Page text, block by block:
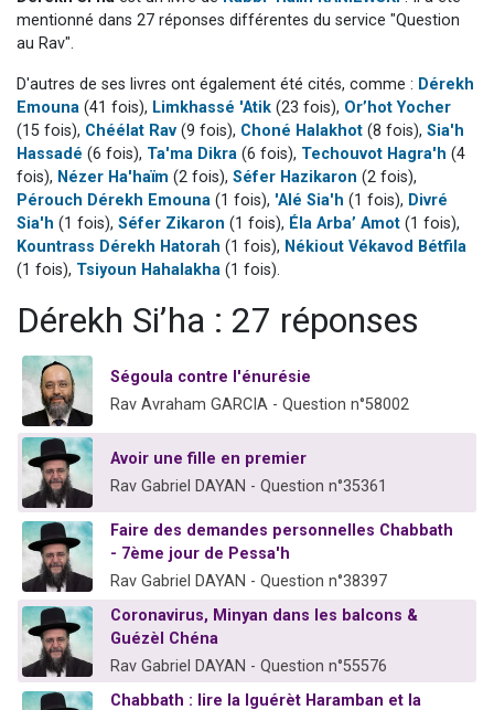
Ariel vient de donner son Maasser
Nathaniel vient de donner son Maasser
6 personnes viennent de faire un don pour 5 enfants déjà orphelins risquent de perdre leur maman
3 personnes viennent de nous rejoindre sur WhatsApp
mentionné dans 27 réponses différentes du service "Question
au Rav".
D'autres de ses livres ont également été cités, comme : Dérekh
Emouna (41 fois), Limkhassé 'Atik (23 fois), Or’hot Yocher
(15 fois), Chéélat Rav (9 fois), Choné Halakhot (8 fois), Sia'h
Hassadé (6 fois), Ta'ma Dikra (6 fois), Techouvot Hagra'h (4
fois), Nézer Ha'haïm (2 fois), Séfer Hazikaron (2 fois),
Pérouch Dérekh Emouna (1 fois), 'Alé Sia'h (1 fois), Divré
Sia'h (1 fois), Séfer Zikaron (1 fois), Éla Arba’ Amot (1 fois),
Kountrass Dérekh Hatorah (1 fois), Nékiout Vékavod Bétfila
(1 fois), Tsiyoun Hahalakha (1 fois).
Dérekh Si’ha : 27 réponses
Ségoula contre l'énurésie
Rav Avraham GARCIA - Question n°58002
Avoir une fille en premier
Rav Gabriel DAYAN - Question n°35361
Faire des demandes personnelles Chabbath
- 7ème jour de Pessa'h
Rav Gabriel DAYAN - Question n°38397
Coronavirus, Minyan dans les balcons &
Guézèl Chéna
Rav Gabriel DAYAN - Question n°55576
Chabbath : lire la Iguérèt Haramban et la